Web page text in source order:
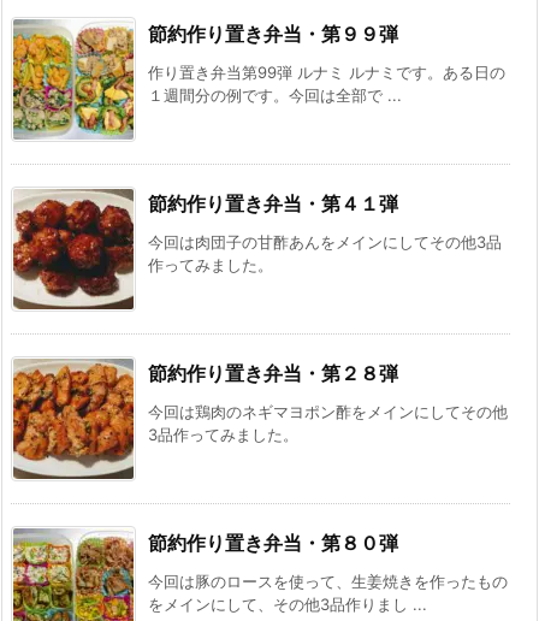
節約作り置き弁当・第９９弾
作り置き弁当第99弾 ルナミ ルナミです。ある日の
１週間分の例です。今回は全部で ...
節約作り置き弁当・第４１弾
今回は肉団子の甘酢あんをメインにしてその他3品
作ってみました。
節約作り置き弁当・第２８弾
今回は鶏肉のネギマヨポン酢をメインにしてその他
3品作ってみました。
節約作り置き弁当・第８０弾
今回は豚のロースを使って、生姜焼きを作ったもの
をメインにして、その他3品作りまし ...